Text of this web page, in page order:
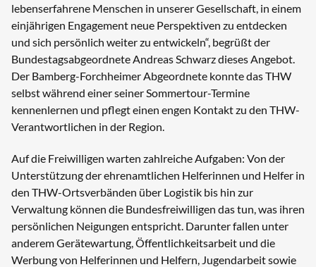
lebenserfahrene Menschen in unserer Gesellschaft, in einem
einjährigen Engagement neue Perspektiven zu entdecken
und sich persönlich weiter zu entwickeln“, begrüßt der
Bundestagsabgeordnete Andreas Schwarz dieses Angebot.
Der Bamberg-Forchheimer Abgeordnete konnte das THW
selbst während einer seiner Sommertour-Termine
kennenlernen und pflegt einen engen Kontakt zu den THW-
Verantwortlichen in der Region.
Auf die Freiwilligen warten zahlreiche Aufgaben: Von der
Unterstützung der ehrenamtlichen Helferinnen und Helfer in
den THW-Ortsverbänden über Logistik bis hin zur
Verwaltung können die Bundesfreiwilligen das tun, was ihren
persönlichen Neigungen entspricht. Darunter fallen unter
anderem Gerätewartung, Öffentlichkeitsarbeit und die
Werbung von Helferinnen und Helfern, Jugendarbeit sowie